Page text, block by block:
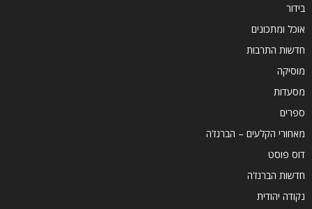
בידור
אוכל ומתכונים
חדשות התרבות
מוסיקה
מסעדות
ספרים
מאחורי הקלעים – הברנז'ה
דוס פוסט
חדשות הברנז'ה
נקודה יהודית